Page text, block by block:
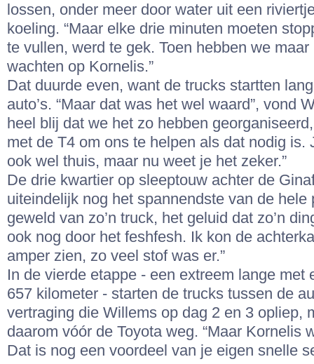
lossen, onder meer door water uit een
koeling. “Maar elke drie minuten moeten
te vullen, werd te gek. Toen hebben we
wachten op Kornelis.”
Dat duurde even, want de trucks startten
auto’s. “Maar dat was het wel waard”, vond
heel blij dat we het zo hebben
met de T4 om ons te helpen als dat nodig is.
ook wel thuis, maar nu weet je het zeker.”
De drie kwartier op sleeptouw achter de
uiteindelijk nog het spannendste van de hele
geweld van zo’n truck, het geluid dat zo’n
ook nog door het feshfesh. Ik kon de
amper zien, zo veel stof was er.”
In de vierde etappe - een extreem lange met
657 kilometer - starten de trucks tussen de
vertraging die Willems op dag 2 en 3 opliep,
daarom vóór de Toyota weg. “Maar Kornelis
Dat is nog een voordeel van je eigen snelle